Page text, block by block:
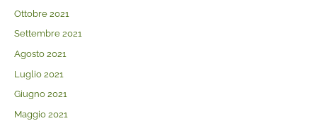
Ottobre 2021
Settembre 2021
Agosto 2021
Luglio 2021
Giugno 2021
Maggio 2021